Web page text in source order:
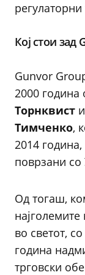
регулаторни
Кој стои зад
Gunvor
2000 година
Торнквист
Тимченко,
2014
поврзани со
Од тогаш,
во светот,
година
трговски